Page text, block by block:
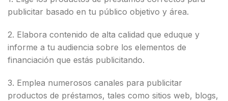
publicitar basado en tu público objetivo y área.
2. Elabora contenido de alta calidad que eduque y
informe a tu audiencia sobre los elementos de
financiación que estás publicitando.
3. Emplea numerosos canales para publicitar
productos de préstamos, tales como sitios web, blogs,